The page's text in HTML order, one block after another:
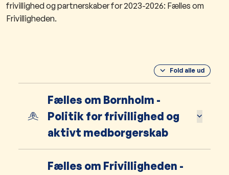
frivillighed og partnerskaber for 2023-2026: Fælles om
Frivilligheden.
Fold alle ud
Fælles om Bornholm -
Politik for frivillighed og
aktivt medborgerskab
Fælles om Frivilligheden -